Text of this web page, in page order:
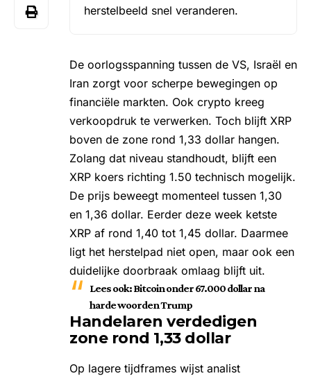
herstelbeeld snel veranderen.
De oorlogsspanning tussen de VS, Israël en
Iran zorgt voor scherpe bewegingen op
financiële markten. Ook crypto kreeg
verkoopdruk te verwerken. Toch blijft XRP
boven de zone rond 1,33 dollar hangen.
Zolang dat niveau standhoudt, blijft een
XRP koers richting 1.50 technisch mogelijk.
De prijs beweegt momenteel tussen 1,30
en 1,36 dollar. Eerder deze week ketste
XRP af rond 1,40 tot 1,45 dollar. Daarmee
ligt het herstelpad niet open, maar ook een
duidelijke doorbraak omlaag blijft uit.
Lees ook:Bitcoin onder 67.000 dollar na
harde woorden Trump
Handelaren verdedigen
zone rond 1,33 dollar
Op lagere tijdframes wijst analist